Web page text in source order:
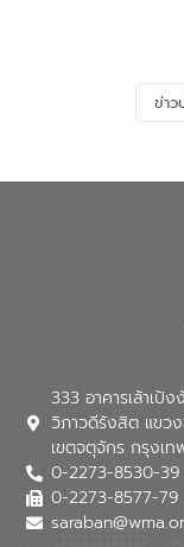
ข่าว
333 อาคารเล้าเป้
วิภาวดีรังสิต แขว
เขตจตุจักร กรุงเ
0-2273-8530-39
0-2273-8577-79